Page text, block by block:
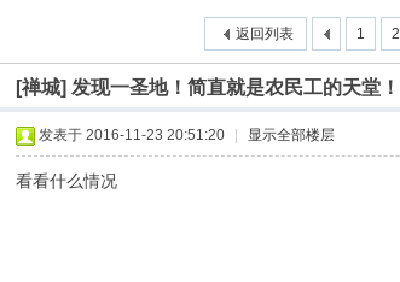
›
1 2
返回列表
[禅城] 发现一圣地！简直就是农民工的天堂！
发表于 2016-11-23 20:51:20 显示全部楼层
看看什么情况